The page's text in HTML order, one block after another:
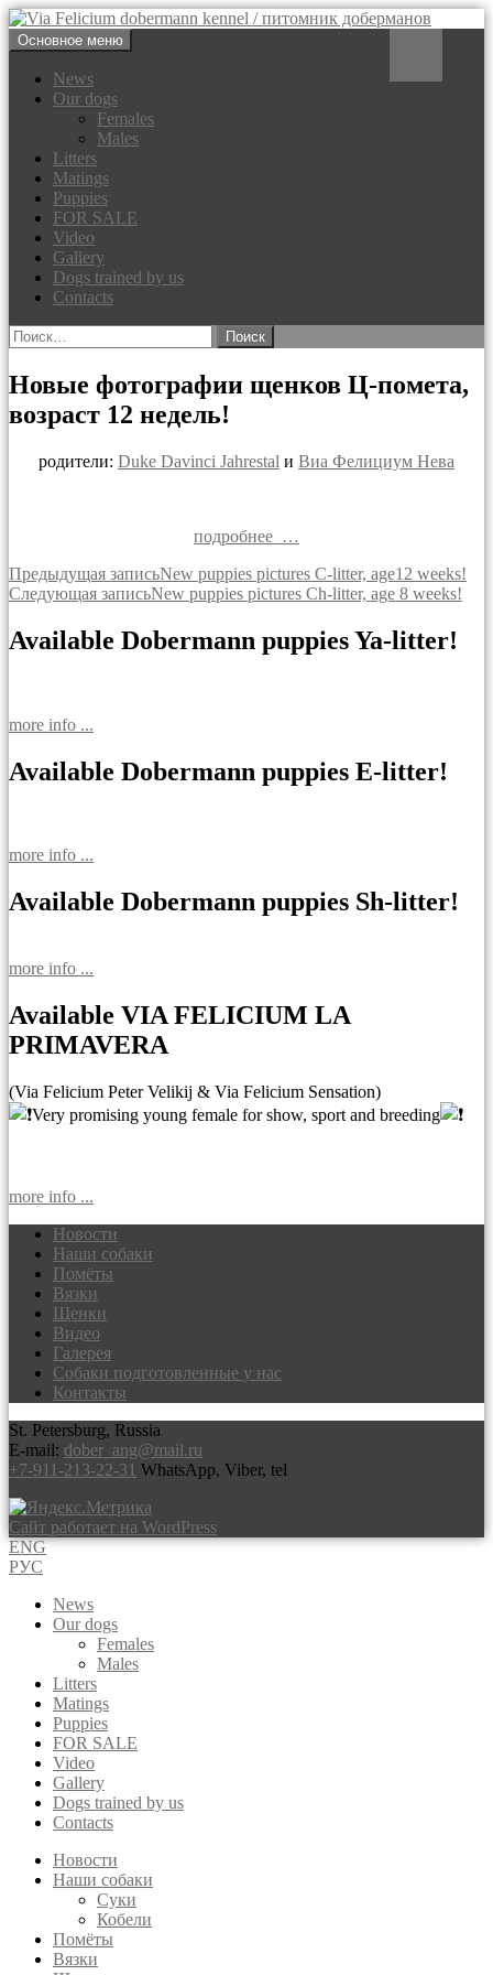
Via Felicium dobermann
kennel / питомник доберманов
Основное меню
к
News
Our dogs
Females
Males
Litters
Matings
Puppies
FOR SALE
Video
Gallery
Dogs trained by us
Contacts
Найти:
Новые фотографии щенков Ц-помета,
возраст 12 недель!
родители: Duke Davinci Jahrestal и Виа Фелициум Нева
подробнее …
Навигация
по
записям
Предыдущая записьNew puppies pictures C-litter, age12 weeks!
Следующая записьNew puppies pictures Ch-litter, age 8 weeks!
Available Dobermann puppies Ya-litter!
more info ...
Available Dobermann puppies E-litter!
more info ...
Available Dobermann puppies Sh-litter!
more info ...
Available VIA FELICIUM LA
PRIMAVERA
(Via Felicium Peter Velikij & Via Felicium Sensation)
Very promising young female for show, sport and breeding
more info ...
Доберманы питомник Via Felicium,
щенки добермана
Новости
Наши собаки
Помёты
Вязки
Щенки
Видео
Галерея
Собаки подготовленные у нас
Контакты
St. Petersburg, Russia
E-mail: dober_ang@mail.ru
+7-911-213-22-31 WhatsApp, Viber, tel
Сайт работает на WordPress
ENG
РУС
News
Our dogs
Females
Males
Litters
Matings
Puppies
FOR SALE
Video
Gallery
Dogs trained by us
Contacts
Новости
Наши собаки
Суки
Кобели
Помёты
Вязки